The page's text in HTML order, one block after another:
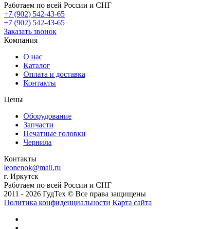
Работаем по всей России и СНГ
+7 (902) 542-43-65
+7 (902) 542-43-65
Заказать звонок
Компания
О нас
Каталог
Оплата и доставка
Контакты
Цены
Оборудование
Запчасти
Печатные головки
Чернила
Контакты
leonenok@mail.ru
г. Иркутск
Работаем по всей России и СНГ
2011 - 2026 ГудТех © Все права защищены
Политика конфиденциальности Карта сайта